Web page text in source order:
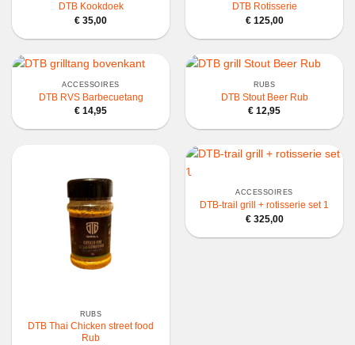
DTB Kookdoek
€ 35,00
DTB Rotisserie
€125,00
ACCESSOIRES
DTB RVS Barbecuetang
€ 14,95
RUBS
DTB Stout Beer Rub
€ 12,95
RUBS
DTB Thai Chicken street food
Rub
ACCESSOIRES
DTB-trail grill + rotisserie set 1
€325,00